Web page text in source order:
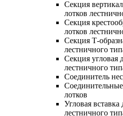
Секция
лотков
Секция
лотков
Секция Т-
лестничного
Секция угловая
лестничного
Соединитель
лотков
Угловая
лестничного